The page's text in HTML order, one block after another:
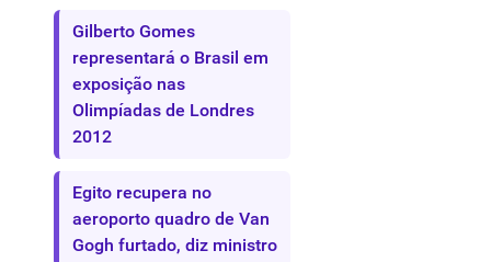
Gilberto Gomes
representará o Brasil em
exposição nas
Olimpíadas de Londres
2012
Egito recupera no
aeroporto quadro de Van
Gogh furtado, diz ministro